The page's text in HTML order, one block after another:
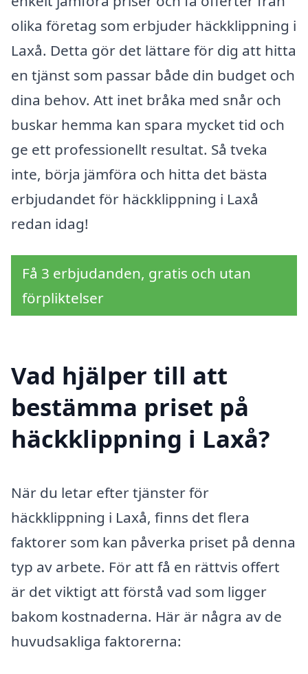
olika företag som erbjuder häckklippning i
Laxå. Detta gör det lättare för dig att hitta
en tjänst som passar både din budget och
dina behov. Att inet bråka med snår och
buskar hemma kan spara mycket tid och
ge ett professionellt resultat. Så tveka
inte, börja jämföra och hitta det bästa
erbjudandet för häckklippning i Laxå
redan idag!
Få 3 erbjudanden, gratis och utan
förpliktelser
Vad hjälper till att
bestämma priset på
häckklippning i Laxå?
När du letar efter tjänster för
häckklippning i Laxå, finns det flera
faktorer som kan påverka priset på denna
typ av arbete. För att få en rättvis offert
är det viktigt att förstå vad som ligger
bakom kostnaderna. Här är några av de
huvudsakliga faktorerna: